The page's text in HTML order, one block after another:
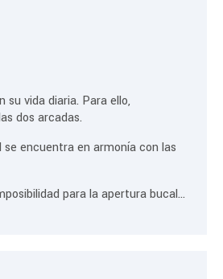
vida diaria. Para ello,
dos arcadas.
encuentra en armonía con las
para la apertura bucal...